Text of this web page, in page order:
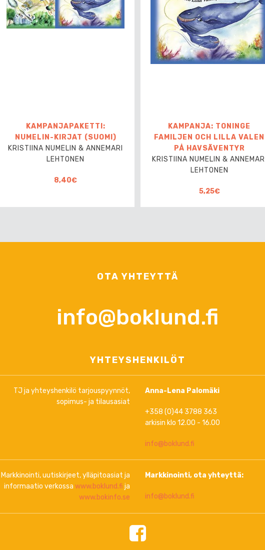
KAMPANJAPAKETTI:
NUMELIN-KIRJAT (SUOMI)
KRISTIINA NUMELIN & ANNEMARI
LEHTONEN
8,40€
KAMPANJA: TONINGE
FAMILJEN OCH LILLA VALEN
PÅ HAVSÄVENTYR
KRISTIINA NUMELIN & ANNEMARI
LEHTONEN
5,25€
OTA YHTEYTTÄ
info@boklund.fi
YHTEYSHENKILÖT
TJ ja yhteyshenkilö tarjouspyynnöt,
sopimus- ja tilausasiat
Anna-Lena Palomäki
+358 (0)44 3788 363
arkisin klo 12.00 - 16.00
info@boklund.fi
Markkinointi, uutiskirjeet, ylläpitoasiat ja
informaatio verkossa www.boklund.fi ja
www.bokinfo.se
Markkinointi, ota yhteyttä:
info@boklund.fi